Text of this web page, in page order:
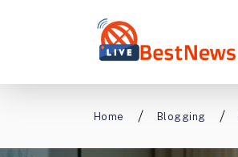
Home Blogging